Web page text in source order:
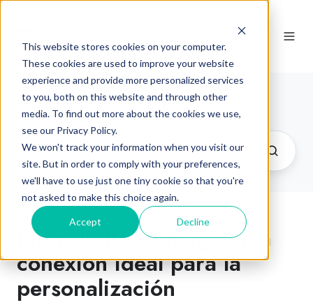
This website stores cookies on your computer.
These cookies are used to improve your website
experience and provide more personalized services
to you, both on this website and through other
media. To find out more about the cookies we use,
see our Privacy Policy.
We won't track your information when you visit our
site. But in order to comply with your preferences,
we'll have to use just one tiny cookie so that you're
not asked to make this choice again.
Accept Decline
Blog/ personalización
IoT y digital signage, una
conexión ideal para la
personalización